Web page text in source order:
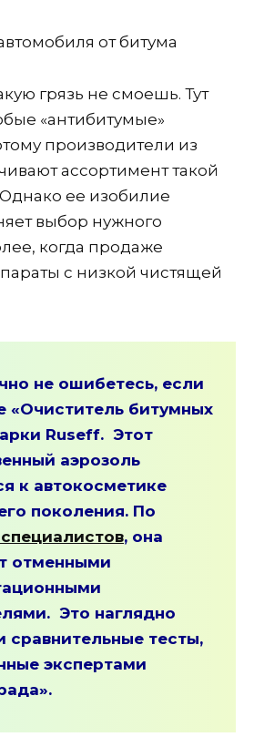
грязь не смоешь. Тут
«антибитумые»
производители из
ассортимент такой
ее изобилие
выбор нужного
когда продаже
с низкой чистящей
не ошибетесь, если
«Очиститель битумных
Ruseff. Этот
аэрозоль
к автокосметике
поколения. По
, она
отменными
Это наглядно
сравнительные тесты,
экспертами